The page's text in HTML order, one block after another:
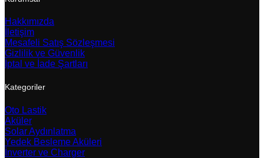
Hakkımızda
İletişim
Mesafeli Satış Sözleşmesi
Gizlilik ve Güvenlik
İptal ve İade Şartları
Kategoriler
Oto Lastik
Aküler
Solar Aydınlatma
Yedek Besleme Aküleri
İnverter ve Charger